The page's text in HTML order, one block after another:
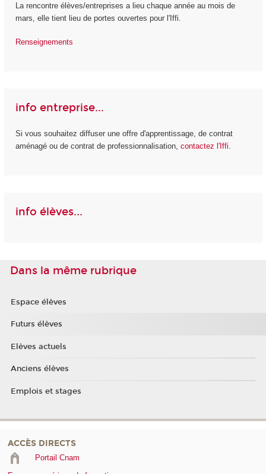
La rencontre élèves/entreprises a lieu chaque année au mois de
mars, elle tient lieu de portes ouvertes pour l'Iffi.
Renseignements
info entreprise...
Si vous souhaitez diffuser une offre d'apprentissage, de contrat
aménagé ou de contrat de professionnalisation, contactez l'Iffi.
info élèves...
Dans la même rubrique
Espace élèves
Futurs élèves
Elèves actuels
Anciens élèves
Emplois et stages
ACCÈS DIRECTS
Portail Cnam